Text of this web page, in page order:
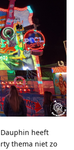
heeft
thema niet zo